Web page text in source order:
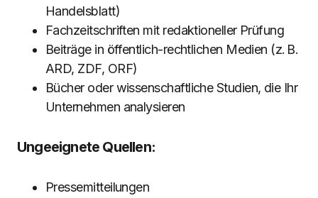
Handelsblatt)
Fachzeitschriften mit redaktioneller Prüfung
Beiträge in öffentlich-rechtlichen Medien (z. B.
ARD, ZDF, ORF)
Bücher oder wissenschaftliche Studien, die Ihr
Unternehmen analysieren
Ungeeignete Quellen:
Pressemitteilungen